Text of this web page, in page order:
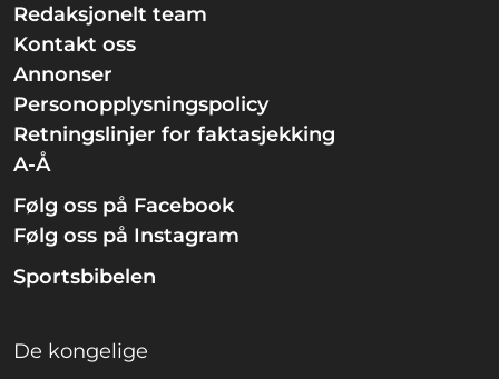
Redaksjonelt team
Kontakt oss
Annonser
Personopplysningspolicy
Retningslinjer for faktasjekking
A-Å
Følg oss på Facebook
Følg oss på Instagram
Sportsbibelen
De kongelige